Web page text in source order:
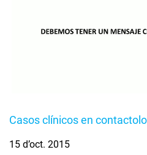
Casos clínicos en
15 d’oct. 2015